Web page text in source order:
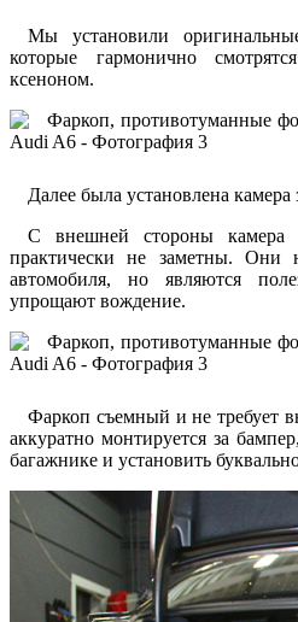
Мы установили
которые гармонично
ксеноном.
Далее была установлена камера
С внешней стороны камера
практически не заметны. Они
автомобиля, но являются
упрощают вождение.
Фаркоп съемный и не требует
аккуратно монтируется за
багажнике и установить